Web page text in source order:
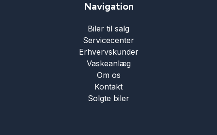
Navigation
Biler til salg
Servicecenter
Erhvervskunder
Vaskeanlæg
Om os
Kontakt
Solgte biler